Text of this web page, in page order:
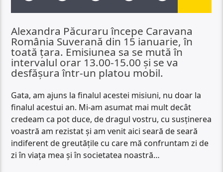
Alexandra Păcuraru începe Caravana
România Suverană din 15 ianuarie, în
toată țara. Emisiunea sa se mută în
intervalul orar 13.00-15.00 și se va
desfășura într-un platou mobil.
Gata, am ajuns la finalul acestei misiuni, nu doar la
finalul acestui an. Mi-am asumat mai mult decât
credeam ca pot duce, de dragul vostru, cu susținerea
voastră am rezistat și am venit aici seară de seară
indiferent de greutățile cu care mă confruntam zi de
zi în viața mea și în societatea noastră…